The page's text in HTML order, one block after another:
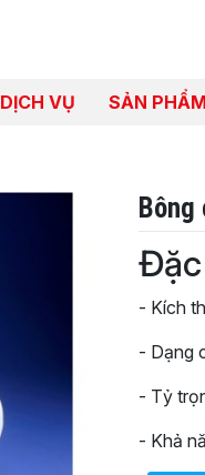
DỊCH VỤ SẢN PHẨM
Bông
Đặc
- Kích
- Dạng
- Tỷ
- Khả